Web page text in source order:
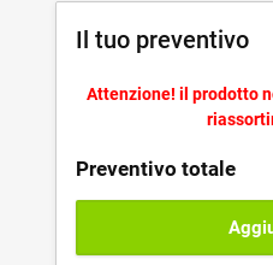
Il tuo preventivo
Attenzione! il prodotto
Preventivo totale